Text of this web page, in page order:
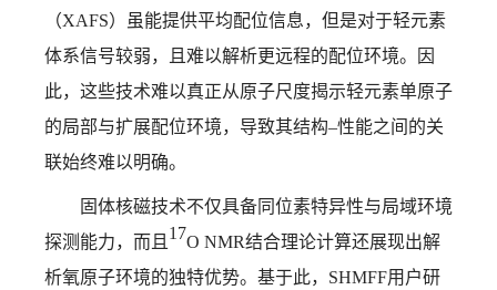
（XAFS）虽能提供平均配位信息，但是对于轻元素
体系信号较弱，且难以解析更远程的配位环境。因
此，这些技术难以真正从原子尺度揭示轻元素单原子
的局部与扩展配位环境，导致其结构–性能之间的关
联始终难以明确。
固体核磁技术不仅具备同位素特异性与局域环境
探测能力，而且 17O NMR结合理论计算还展现出解
析氧原子环境的独特优势。基于此， SHMFF用户研